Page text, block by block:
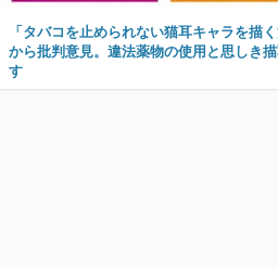
「タバコを止められない猫耳キャラを描
から批判意見。違法薬物の使用と思しき
す